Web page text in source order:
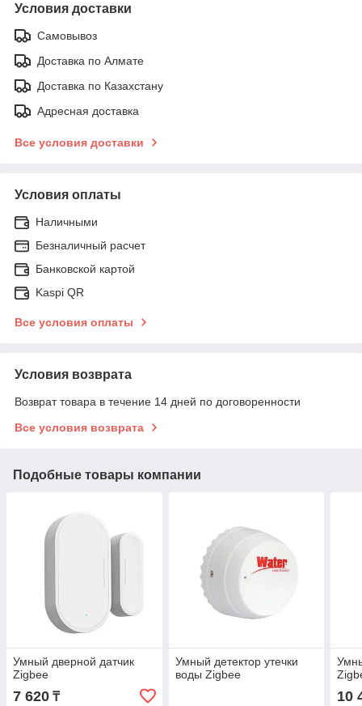
Условия доставки
Самовывоз
Доставка по Алмате
Доставка по Казахстану
Адресная доставка
Все условия доставки
Условия оплаты
Наличными
Безналичный расчет
Банковской картой
Kaspi QR
Все условия оплаты
Условия возврата
Возврат товара в течение 14 дней по договоренности
Все условия возврата
Подобные товары компании
Умный дверной датчик
Zigbee
7 620 ₸
Умный детектор утечки
воды Zigbee
10